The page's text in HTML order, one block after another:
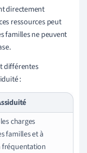
directement
ressources peut
familles ne peuvent
différentes
:
charges
familles et à
fréquentation